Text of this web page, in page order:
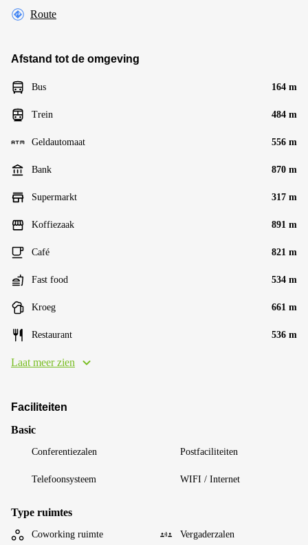
Route
Afstand tot de omgeving
Bus 164 m
Trein 484 m
Geldautomaat 556 m
Bank 870 m
Supermarkt 317 m
Koffiezaak 891 m
Café 821 m
Fast food 534 m
Kroeg 661 m
Restaurant 536 m
Laat meer zien
Faciliteiten
Basic
Conferentiezalen Postfaciliteiten
Telefoonsysteem WIFI / Internet
Type ruimtes
Coworking ruimte Vergaderzalen